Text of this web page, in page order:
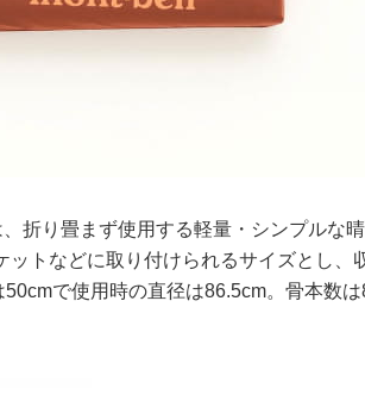
折り畳まず使用する軽量・シンプルな
トなどに取り付けられるサイズとし、
で使用時の直径は86.5cm。骨本数